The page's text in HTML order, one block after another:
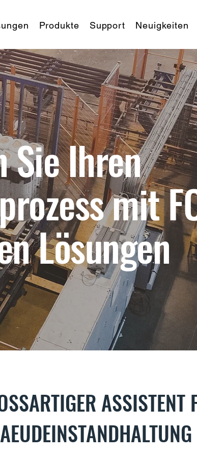
Produkte Support Neuigkeiten
Sie Ihren
mit
Lösungen
ASSISTENT